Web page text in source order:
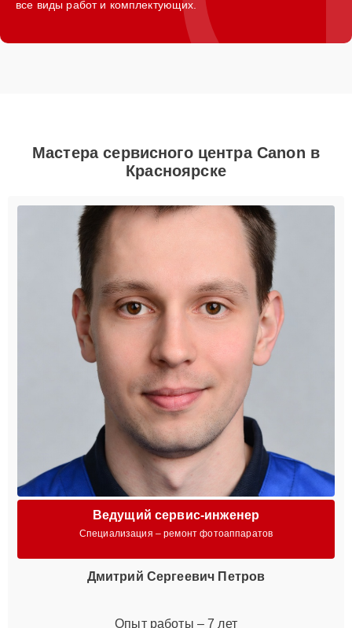
все виды работ и комплектующих.
Мастера сервисного центра Canon в
Красноярске
Ведущий сервис-инженер
Специализация – ремонт фотоаппаратов
Дмитрий Сергеевич Петров
Опыт работы – 7 лет